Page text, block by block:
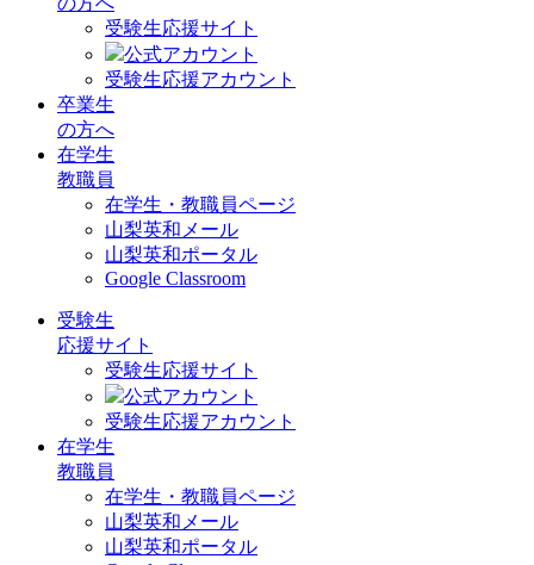
受験生応援サイト
公式アカウント
受験生応援アカウント
卒業生
の方へ
在学生
教職員
在学生・教職員ページ
山梨英和メール
山梨英和ポータル
Google Classroom
受験生
応援サイト
受験生応援サイト
公式アカウント
受験生応援アカウント
在学生
教職員
在学生・教職員ページ
山梨英和メール
山梨英和ポータル